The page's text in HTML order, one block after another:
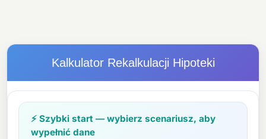
Kalkulator Rekalkulacji Hipoteki
⚡ Szybki start — wybierz scenariusz, aby
wypełnić dane